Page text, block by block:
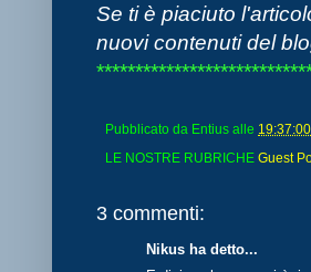
Se ti è piaciuto
nuovi contenuti del
Pubblicato da Entius alle 19:37:00
LE NOSTRE RUBRICHE Guest
3 commenti:
Nikus ha detto...